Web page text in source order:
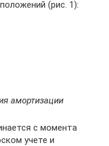
(рис. 1):
амортизации
с момента
учете и